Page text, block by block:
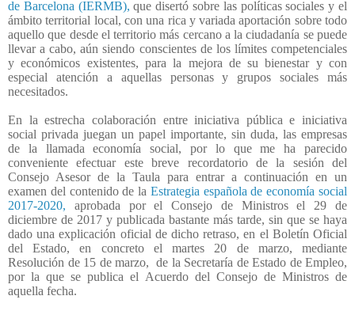
de Barcelona (IERMB),que disertó sobre las políticas sociales y el
ámbito territorial local, con una rica y variada aportación sobre todo
aquello que desde el territorio más cercano a la ciudadanía se puede
llevar a cabo, aún siendo conscientes de los límites competenciales
y económicos existentes, para la mejora de su bienestar y con
especial atención a aquellas personas y grupos sociales más
necesitados.
En la estrecha colaboración entre iniciativa pública e iniciativa
social privada juegan un papel importante, sin duda, las empresas
de la llamada economía social, por lo que me ha parecido
conveniente efectuar este breve recordatorio de la sesión del
Consejo Asesor de la Taula para entrar a continuación en un
examen del contenido de la Estrategia española de economía social
2017-2020, aprobada por el Consejo de Ministros el 29 de
diciembre de 2017 y publicada bastante más tarde, sin que se haya
dado una explicación oficial de dicho retraso, en el Boletín Oficial
del Estado, en concreto el martes 20 de marzo, mediante
Resolución de 15 de marzo, de la Secretaría de Estado de Empleo,
por la que se publica el Acuerdo del Consejo de Ministros de
aquella fecha.